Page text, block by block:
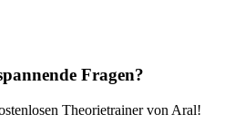
Fragen?
Theorietrainer von Aral!